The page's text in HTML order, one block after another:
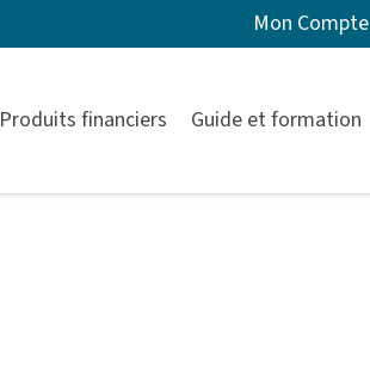
Mon Compte
Produits financiers Guide et formation